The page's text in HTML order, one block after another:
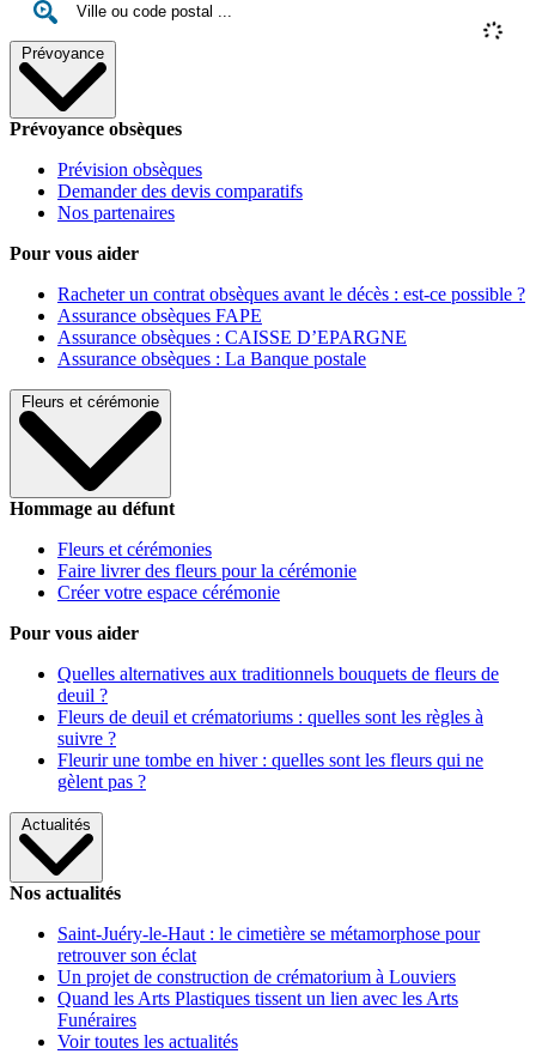
Prévoyance
Prévoyance obsèques
Prévision obsèques
Demander des devis comparatifs
Nos partenaires
Pour vous aider
Racheter un contrat obsèques avant le décès : est-ce possible ?
Assurance obsèques FAPE
Assurance obsèques : CAISSE D’EPARGNE
Assurance obsèques : La Banque postale
Fleurs et cérémonie
Hommage au défunt
Fleurs et cérémonies
Faire livrer des fleurs pour la cérémonie
Créer votre espace cérémonie
Pour vous aider
Quelles alternatives aux traditionnels bouquets de fleurs de
deuil ?
Fleurs de deuil et crématoriums : quelles sont les règles à
suivre ?
Fleurir une tombe en hiver : quelles sont les fleurs qui ne
gèlent pas ?
Actualités
Nos actualités
Saint-Juéry-le-Haut : le cimetière se métamorphose pour
retrouver son éclat
Un projet de construction de crématorium à Louviers
Quand les Arts Plastiques tissent un lien avec les Arts
Funéraires
Voir toutes les actualités